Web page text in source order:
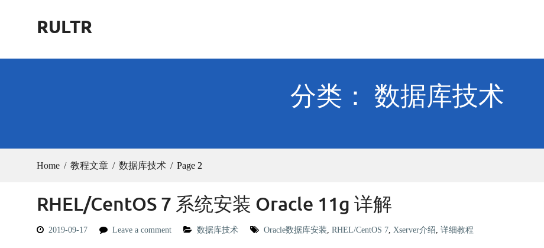
RULTR
分类： 数据库技术
Home 教程文章 数据库技术 Page 2
RHEL/CentOS 7 系统安装 Oracle 11g 详解
2019-09-17 Leave a comment 数据库技术 Oracle数据库安装, RHEL/CentOS 7, Xserver介绍, 详细教程